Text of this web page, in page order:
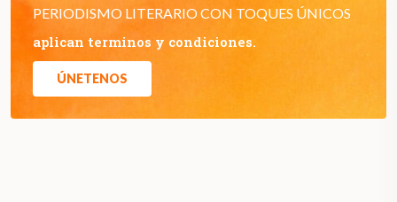
PERIODISMO LITERARIO CON TOQUES ÚNICOS
aplican terminos y condiciones.
ÚNETENOS